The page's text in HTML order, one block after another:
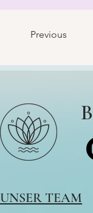
Previous
UNSER TEAM